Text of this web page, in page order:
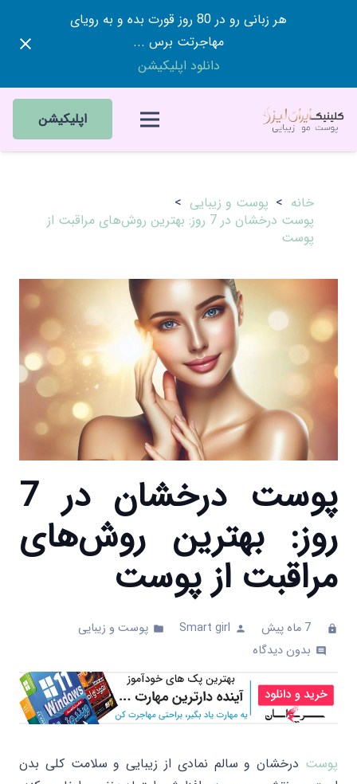
هر زبانی رو در 80 روز قورت بده و به رویای
مهاجرتت برس ...
دانلود اپلیکیشن
اپلیکیشن
خانه > پوست و زیبایی >
پوست درخشان در 7 روز: بهترین روش‌های مراقبت از
پوست
پوست درخشان در 7
روز: بهترین روش‌های
مراقبت از پوست
clock 7 ماه پیش person
Smart girl
folder پوست و زیبایی
comments بدون دیدگاه
پوست درخشان و سالم نمادی از زیبایی و سلامت کلی بدن